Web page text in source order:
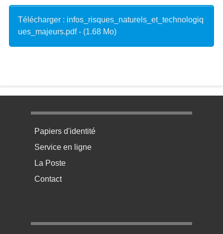
Télécharger : infos_risques_naturels_et_technologiq
ues_majeurs.pdf - (1.68 Mo)
Menu pratique bas de page 1
Papiers d'identité
Service en ligne
La Poste
Contact
Menu pratique bas de page 2